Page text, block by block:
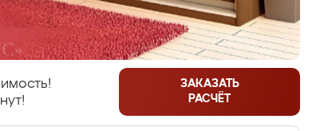
ЗАКАЗАТЬ
РАСЧЁТ